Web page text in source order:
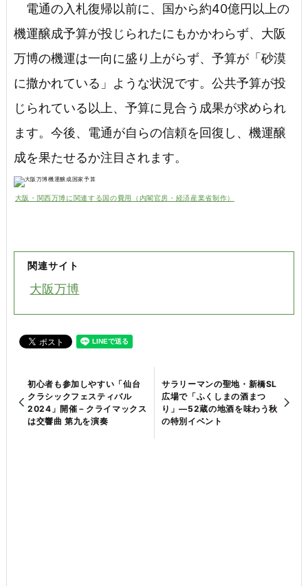
電通の入札復帰以前に、国から約40億円以上の
機運醸成予算が投じられたにもかかわらず、大阪
万博の機運は一向に盛り上がらず、予算が「砂漠
に撒かれている」ような状況です。公共予算が投
じられている以上、予算に見合う成果が求められ
ます。今後、電通が自らの信頼を回復し、機運醸
成を果たせるか注目されます。
大阪・関西万博に関連する国の費用（内閣官房・経済産業省制作）
関連サイト
大阪万博
初心者も参加しやすい「仙台
クラシックフェスティバル
2024」開催－クライマックス
は交響曲 第九を演奏
サラリーマンの聖地・新橋SL
広場で「ふくしまの酒まつ
り」—52蔵の地酒を味わう秋
の特別イベント